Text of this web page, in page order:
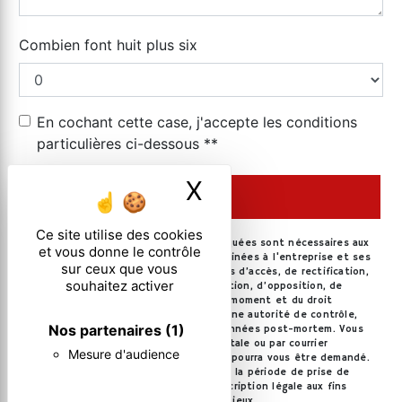
Ce site utilise des cookies
et vous donne le contrôle
sur ceux que vous
souhaitez activer
Nos partenaires (1)
Mesure d'audience
X
Combien font huit plus six
En cochant cette case, j'accepte les conditions
particulières ci-dessous **
ENVOYER
** Les données personnelles communiquées sont nécessaires aux
fins de vous contacter. Elles sont destinées à l'entreprise et ses
sous-traitants. Vous disposez de droits d’accès, de rectification,
d’effacement, de portabilité, de limitation, d’opposition, de
retrait de votre consentement à tout moment et du droit
d’introduire une réclamation auprès d’une autorité de contrôle,
ainsi que d’organiser le sort de vos données post-mortem. Vous
pouvez exercer ces droits par voie postale ou par courrier
électronique. Un justificatif d'identité pourra vous être demandé.
Nous conservons vos données pendant la période de prise de
contact puis pendant la durée de prescription légale aux fins